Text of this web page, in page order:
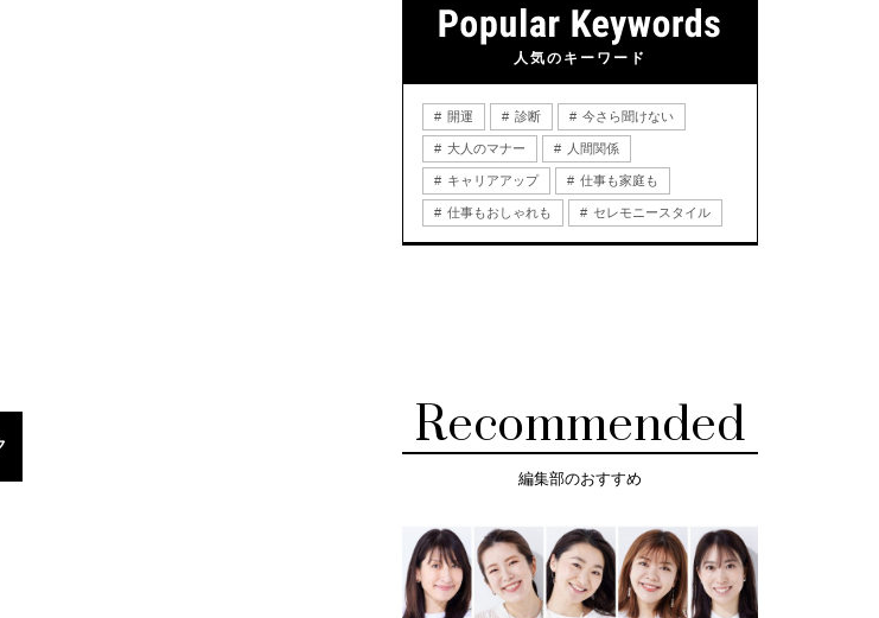
人気のキーワード
開運 診断 今さら聞けない
大人のマナー 人間関係
キャリアアップ 仕事も家庭も
仕事もおしゃれも セレモニースタイル
Recommended
編集部のおすすめ